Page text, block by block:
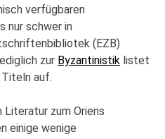
verfügbaren
nur schwer in
(EZB)
zur Byzantinistik listet
Titeln auf.
Literatur zum Oriens
einige wenige